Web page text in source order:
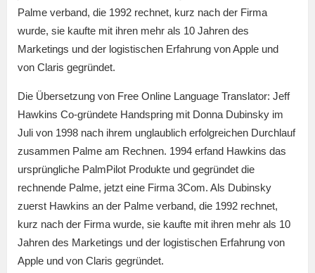
Palme verband, die 1992 rechnet, kurz nach der Firma
wurde, sie kaufte mit ihren mehr als 10 Jahren des
Marketings und der logistischen Erfahrung von Apple und
von Claris gegründet.
Die Übersetzung von Free Online Language Translator: Jeff
Hawkins Co-gründete Handspring mit Donna Dubinsky im
Juli von 1998 nach ihrem unglaublich erfolgreichen Durchlauf
zusammen Palme am Rechnen. 1994 erfand Hawkins das
ursprüngliche PalmPilot Produkte und gegründet die
rechnende Palme, jetzt eine Firma 3Com. Als Dubinsky
zuerst Hawkins an der Palme verband, die 1992 rechnet,
kurz nach der Firma wurde, sie kaufte mit ihren mehr als 10
Jahren des Marketings und der logistischen Erfahrung von
Apple und von Claris gegründet.